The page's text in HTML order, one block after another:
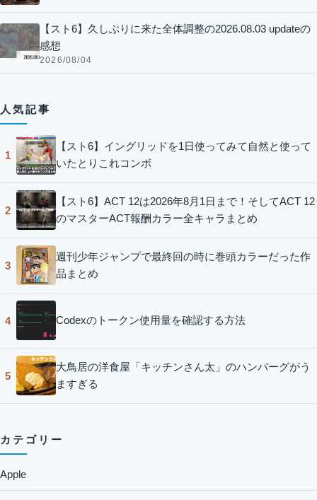
【スト6】久しぶりに来た全体調整の2026.08.03 updateの
感想
2026/08/04
人気記事
1
【スト6】イングリッドを1日使ってみて自然と使って
いたとりこれコンボ
2
【スト6】ACT 12は2026年8月1日まで！そしてACT 12
のマスターACT報酬カラー全キャラまとめ
3
週刊少年ジャンプで最終回の時に巻頭カラーだった作
品まとめ
4 Codexのトークン使用量を確認する方法
5
大鳥居の洋食屋「キッチンさん太」のハンバーグがう
ますぎる
カテゴリー
Apple